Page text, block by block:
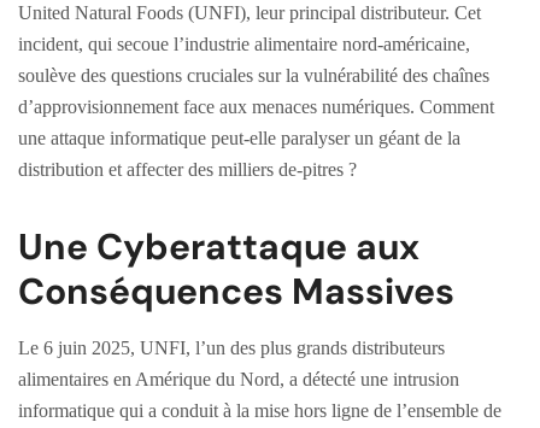
United Natural Foods (UNFI), leur principal distributeur. Cet
incident, qui secoue l’industrie alimentaire nord-américaine,
soulève des questions cruciales sur la vulnérabilité des chaînes
d’approvisionnement face aux menaces numériques. Comment
une attaque informatique peut-elle paralyser un géant de la
distribution et affecter des milliers de-pitres ?
Une Cyberattaque aux
Conséquences Massives
Le 6 juin 2025, UNFI, l’un des plus grands distributeurs
alimentaires en Amérique du Nord, a détecté une intrusion
informatique qui a conduit à la mise hors ligne de l’ensemble de